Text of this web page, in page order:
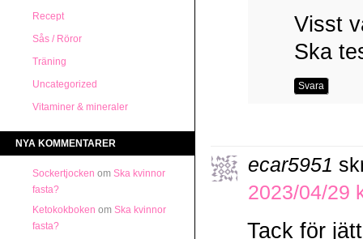
Recept
Sås / Röror
Träning
Uncategorized
Vitaminer & mineraler
NYA KOMMENTARER
Sockertjocken om Ska kvinnor
fasta?
Ketokokboken om Ska kvinnor
fasta?
Visst
Ska
Svara
ecar5951
2023/04/29
Tack för